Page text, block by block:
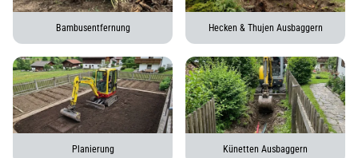
Bambusentfernung Hecken & Thujen Ausbaggern
Planierung Künetten Ausbaggern